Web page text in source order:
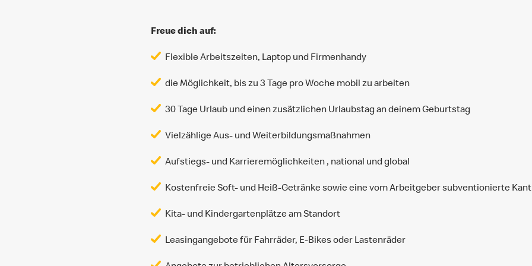
Freue dich auf:
Flexible Arbeitszeiten, Laptop und Firmenhandy
die Möglichkeit, bis zu 3 Tage pro Woche mobil zu arbeiten
30 Tage Urlaub und einen zusätzlichen Urlaubstag an deinem Geburtstag
Vielzählige Aus- und Weiterbildungsmaßnahmen
Aufstiegs- und Karrieremöglichkeiten , national und global
Kostenfreie Soft- und Heiß-Getränke sowie eine vom Arbeitgeber subventionierte
Kita- und Kindergartenplätze am Standort
Leasingangebote für Fahrräder, E-Bikes oder Lastenräder